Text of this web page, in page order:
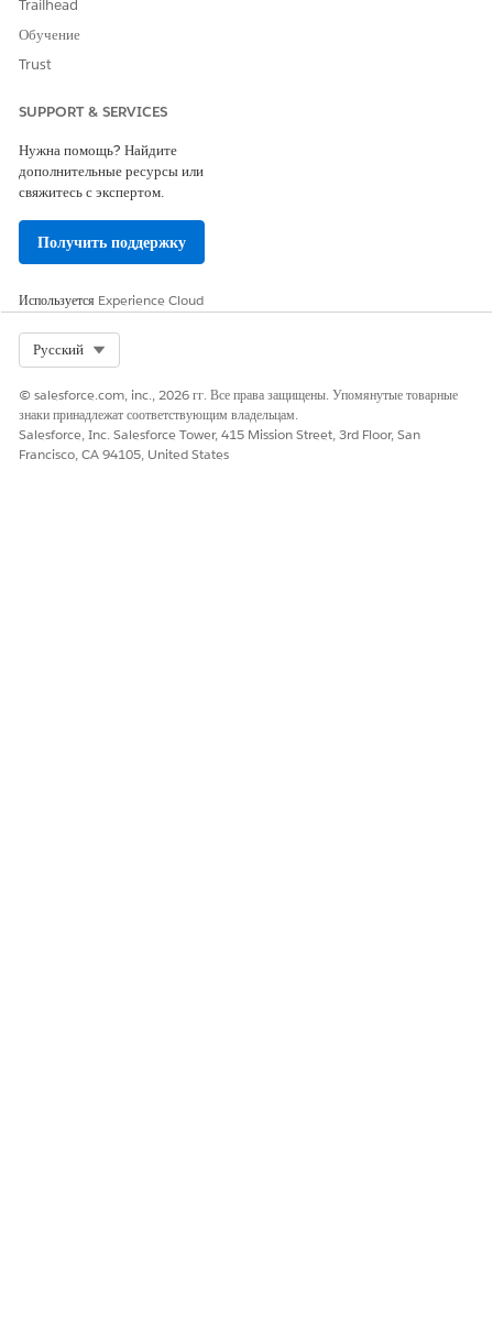
Trailhead
Обучение
Trust
SUPPORT & SERVICES
Нужна помощь? Найдите
дополнительные ресурсы или
свяжитесь с экспертом.
Получить поддержку
Используется Experience Cloud
Русский
© salesforce.com, inc., 2026 гг. Все права защищены. Упомянутые товарные
знаки принадлежат соответствующим владельцам.
Salesforce, Inc. Salesforce Tower, 415 Mission Street, 3rd Floor, San
Francisco, CA 94105, United States